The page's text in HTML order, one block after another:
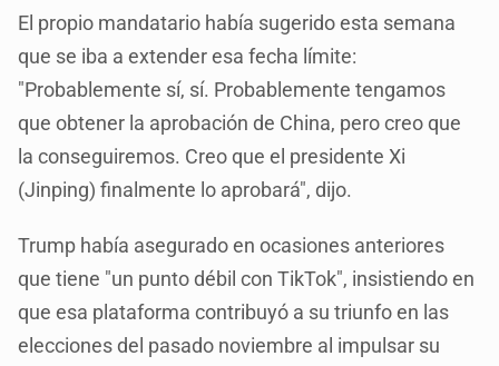
El propio mandatario había sugerido esta semana
que se iba a extender esa fecha límite:
"Probablemente sí, sí. Probablemente tengamos
que obtener la aprobación de China, pero creo que
la conseguiremos. Creo que el presidente Xi
(Jinping) finalmente lo aprobará", dijo.
Trump había asegurado en ocasiones anteriores
que tiene "un punto débil con TikTok", insistiendo en
que esa plataforma contribuyó a su triunfo en las
elecciones del pasado noviembre al impulsar su